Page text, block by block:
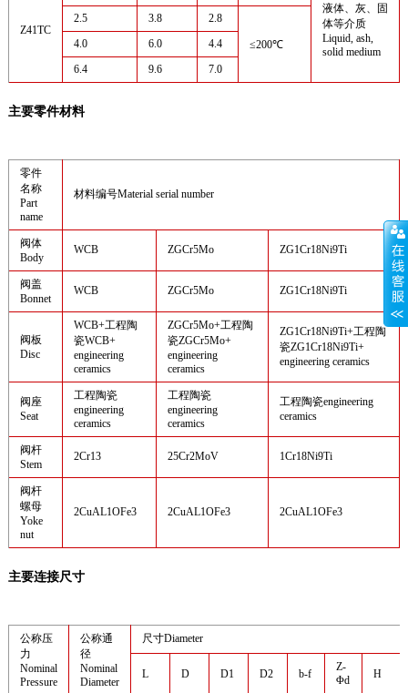
Z41TC
液体、灰、固
体等介质
Liquid, ash,
solid medium
2.5 3.8 2.8
≤200℃
4.0 6.0
4.4
6.4
9.6 7.0
主要零件材料
零件
名称
Part
name
材料编号Material serial number
阀体
Body
WCB ZGCr5Mo ZG1Cr18Ni9Ti
阀盖
Bonnet
WCB ZGCr5Mo ZG1Cr18Ni9Ti
阀板
Disc
WCB+工程陶
瓷WCB+
engineering
ceramics
ZGCr5Mo+工程陶
瓷ZGCr5Mo+
engineering
ceramics
ZG1Cr18Ni9Ti+工程陶
瓷ZG1Cr18Ni9Ti+
engineering ceramics
阀座
Seat
工程陶瓷
engineering
ceramics
工程陶瓷
engineering
ceramics
工程陶瓷engineering
ceramics
阀杆
Stem
2Cr13 25Cr2MoV 1Cr18Ni9Ti
阀杆
螺母
Yoke
nut
2CuAL1OFe3 2CuAL1OFe3 2CuAL1OFe3
主要连接尺寸
公称压
力
Nominal
Pressure
公称通
径
Nominal
Diameter
尺寸Diameter
L D D1 D2 b-f
Z-
Φd
H